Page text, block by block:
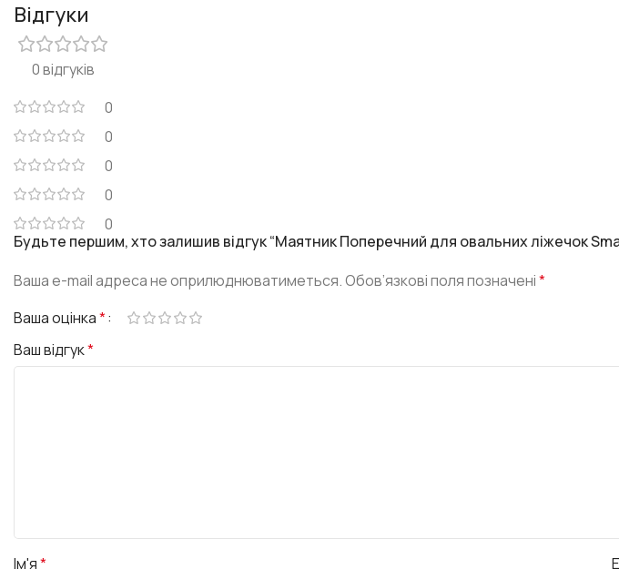
Відгуки
0 відгуків
0
0
0
0
0
Будьте першим, хто залишив відгук “Маятник Поперечний для овальних ліжечок
Ваша e-mail адреса не оприлюднюватиметься.Обов’язкові поля позначені*
Ваша оцінка*
Ваш відгук*
Ім'я*